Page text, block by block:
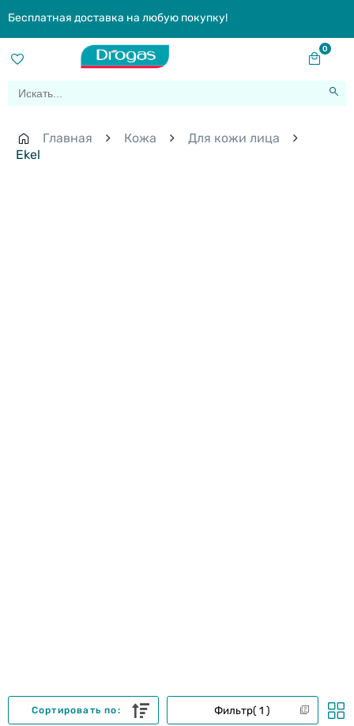
Бесплатная доставка на любую покупку!
0
Главная Кожа
Для кожи лица
Ekel
Фильтр 1
Сортировать по: